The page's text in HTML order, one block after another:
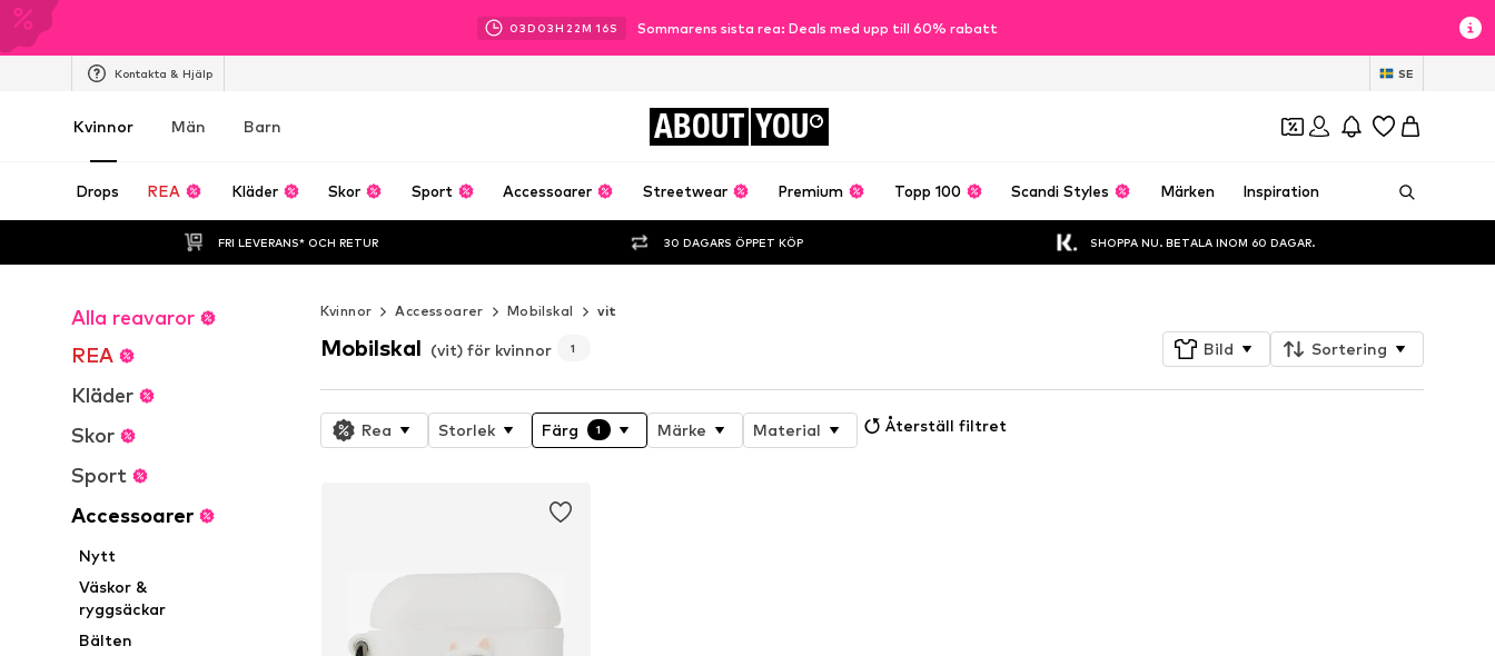
03D 03H 22M 14S Sommarens sista rea: Deals med upp till 60% rabatt
Kontakta & Hjälp SE
Kvinnor Män Barn ABOUT YOU
Drops REA Kläder Skor Sport Accessoarer Streetwear Premium Topp 100 Scandi Styles Märken Inspiration
FRI LEVERANS* OCH RETUR 30 DAGARS ÖPPET KÖP SHOPPA NU. BETALA INOM 60 DAGAR.
Alla reavaror
REA
Kläder
Skor
Sport
Accessoarer
Nytt
Väskor &
ryggsäckar
Bälten
Kvinnor Accessoarer Mobilskal vit
Mobilskal (vit) för kvinnor 1 Bild Sortering
Rea Storlek Färg 1 Märke Material Återställ filtret